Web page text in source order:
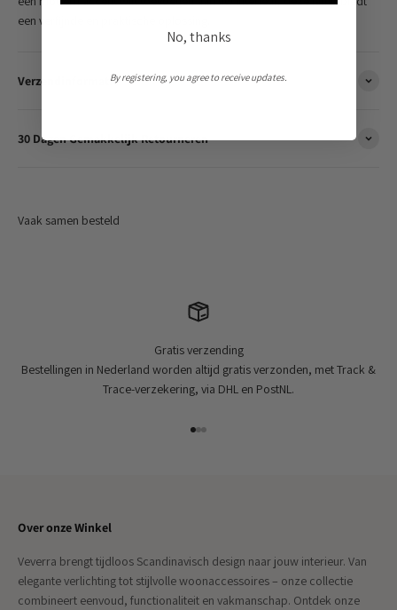
een verfijnde en praktische oplossing.
Verzendinformatie
30 Dagen Gemakkelijk Retourneren
Gratis verzending
Bestellingen in Nederland worden altijd gratis verzonden, met Track &
Trace-verzekering, via DHL en PostNL.
Over onze Winkel
Veverra brengt tijdloos Scandinavisch design naar jouw interieur. Van
elegante verlichting tot stijlvolle woonaccessoires – onze collectie
combineert eenvoud, functionaliteit en vakmanschap. Ontdek onze
No, thanks
By registering, you agree to receive updates.